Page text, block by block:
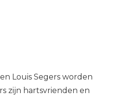
Louis Segers worden
zijn hartsvrienden en